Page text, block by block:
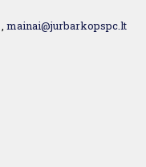
, mainai@jurbarkopspc.lt